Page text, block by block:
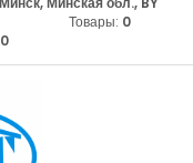
Товары: 0
0